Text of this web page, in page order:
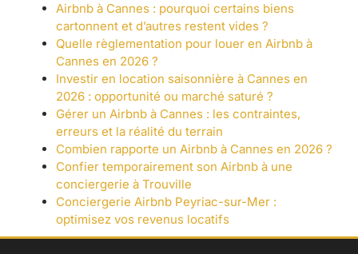
Airbnb à Cannes : pourquoi certains biens
cartonnent et d’autres restent vides ?
Quelle règlementation pour louer en Airbnb à
Cannes en 2026 ?
Investir en location saisonnière à Cannes en
2026 : opportunité ou marché saturé ?
Gérer un Airbnb à Cannes : les contraintes,
erreurs et la réalité du terrain
Combien rapporte un Airbnb à Cannes en 2026 ?
Confier temporairement son Airbnb à une
conciergerie à Trouville
Conciergerie Airbnb Peyriac-sur-Mer :
optimisez vos revenus locatifs